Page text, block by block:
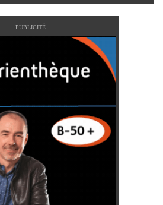
PUBLICITÉ